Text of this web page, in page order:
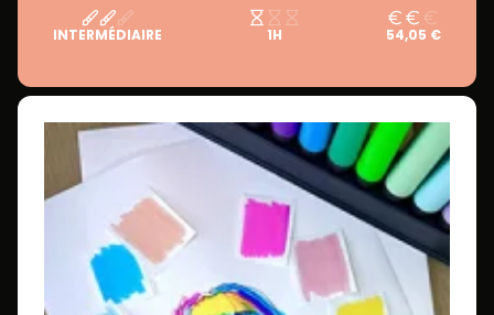
INTERMÉDIAIRE 1H 54,05 €